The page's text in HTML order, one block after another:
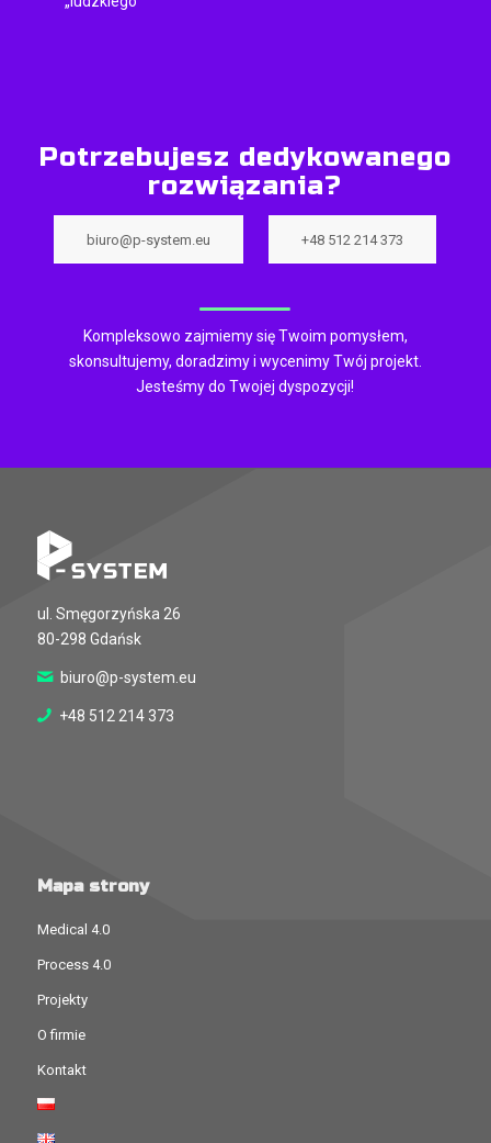
Potrzebujesz dedykowanego
rozwiązania?
biuro@p-system.eu +48 512 214 373
Kompleksowo zajmiemy się Twoim pomysłem,
skonsultujemy, doradzimy i wycenimy Twój projekt.
Jesteśmy do Twojej dyspozycji!
ul. Smęgorzyńska 26
80-298 Gdańsk
biuro@p-system.eu
+48 512 214 373
Mapa strony
Medical 4.0
Process 4.0
Projekty
O firmie
Kontakt